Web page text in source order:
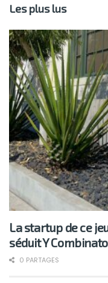
Les plus lus
La startup de ce
séduit Y
0 PARTAGES